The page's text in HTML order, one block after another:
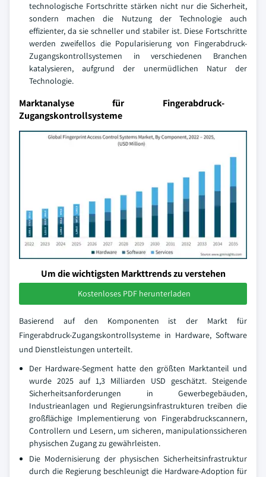
technologische Fortschritte stärken nicht nur die Sicherheit,
sondern machen die Nutzung der Technologie auch
effizienter, da sie schneller und stabiler ist. Diese Fortschritte
werden zweifellos die Popularisierung von Fingerabdruck-
Zugangskontrollsystemen in verschiedenen Branchen
katalysieren, aufgrund der unermüdlichen Natur der
Technologie.
Marktanalyse für Fingerabdruck-
Zugangskontrollsysteme
Um die wichtigsten Markttrends zu verstehen
Kostenloses PDF herunterladen
Basierend auf den Komponenten ist der Markt für
Fingerabdruck-Zugangskontrollsysteme in Hardware, Software
und Dienstleistungen unterteilt.
Der Hardware-Segment hatte den größten Marktanteil und
wurde 2025 auf 1,3 Milliarden USD geschätzt. Steigende
Sicherheitsanforderungen in Gewerbegebäuden,
Industrieanlagen und Regierungsinfrastrukturen treiben die
großflächige Implementierung von Fingerabdruckscannern,
Controllern und Lesern, um sicheren, manipulationssicheren
physischen Zugang zu gewährleisten.
Die Modernisierung der physischen Sicherheitsinfrastruktur
durch die Regierung beschleunigt die Hardware-Adoption für